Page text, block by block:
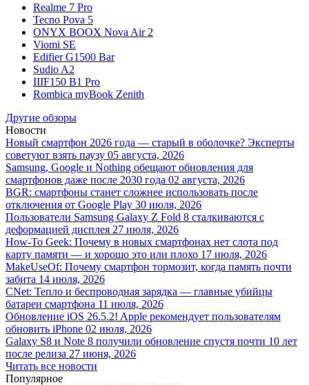
Realme 7 Pro
Tecno Pova 5
ONYX BOOX Nova Air 2
Viomi SE
Edifier G1500 Bar
Sudio A2
IIIF150 B1 Pro
Rombica myBook Zenith
Другие обзоры
Новости
Новый смартфон 2026 года — старый в оболочке? Эксперты
советуют взять паузу 05 августа, 2026
Samsung, Google и Nothing обещают обновления для
смартфонов даже после 2030 года 02 августа, 2026
BGR: смартфоны станет сложнее использовать после
отключения от Google Play 30 июля, 2026
Пользователи Samsung Galaxy Z Fold 8 сталкиваются с
деформацией дисплея 27 июля, 2026
How-To Geek: Почему в новых смартфонах нет слота под
карту памяти — и хорошо это или плохо 17 июля, 2026
MakeUseOf: Почему смартфон тормозит, когда память почти
забита 14 июля, 2026
CNet: Тепло и беспроводная зарядка — главные убийцы
батареи смартфона 11 июля, 2026
Обновление iOS 26.5.2! Apple рекомендует пользователям
обновить iPhone 02 июля, 2026
Galaxy S8 и Note 8 получили обновление спустя почти 10 лет
после релиза 27 июня, 2026
Читать все новости
Популярное